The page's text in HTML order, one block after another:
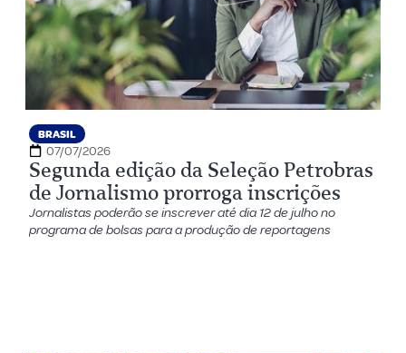
BRASIL
07/07/2026
Segunda edição da Seleção Petrobras
de Jornalismo prorroga inscrições
Jornalistas poderão se inscrever até dia 12 de julho no
programa de bolsas para a produção de reportagens